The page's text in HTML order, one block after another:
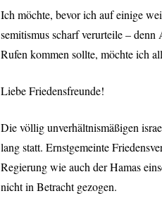
Ich möchte, bevor ich auf einige
semitismus scharf verurteile – denn
Rufen kommen sollte, möchte ich
Liebe Friedensfreunde!
Die völlig unverhältnismäßigen
lang statt. Ernstgemeinte
Regierung wie auch der Hamas
nicht in Betracht gezogen.